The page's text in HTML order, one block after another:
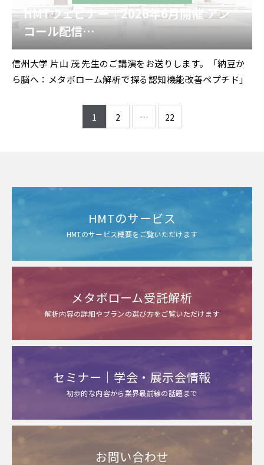
HMTウェビナー｜2026年6月開催 アン
コール配信
信州大学 片山 茂 先生 特別講演
「納豆から脳へ：メタボローム解析で探
る認知機能改善ペプチド」
信州大学 片山 茂 先生のご講演をお送りします。「納豆か
ら脳へ：メタボローム解析で探る認知機能改善ペプチド」
1 2 … 22
HMTのサービス
HMTのサービス概要をご覧いただけます
メタボローム受託解析
解析内容の詳細やプランの選び方をご覧いただけます
セミナー｜学会・展示会情報
初歩的な内容から業界最前線の話題まで
お問い合わせ